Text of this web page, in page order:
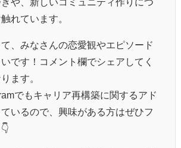
れています。
、みなさんの恋愛観やエピソード
です！コメント欄でシェアしてく
ます。
でもキャリア再構築に関するアド
いるので、興味がある方はぜひフ